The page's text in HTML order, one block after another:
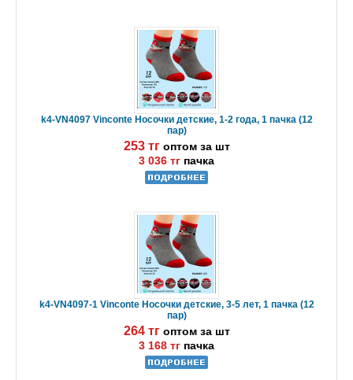
k4-VN4097 Vinconte Носочки детские, 1-2 года, 1 пачка (12
пар)
253 тг оптом за шт
3 036 тг пачка
k4-VN4097-1 Vinconte Носочки детские, 3-5 лет, 1 пачка (12
пар)
264 тг оптом за шт
3 168 тг пачка